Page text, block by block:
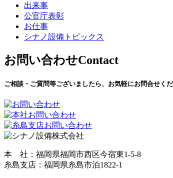
出来事
公官庁表彰
お仕事
シナノ設備トピックス
お問い合わせContact
ご相談・ご質問等ございましたら、お気軽にお問合せくだ
本 社：福岡県福岡市西区今宿東1-5-8
糸島支店：福岡県糸島市泊1822-1